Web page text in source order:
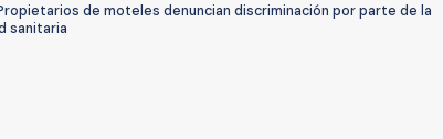
de moteles denuncian discriminación por parte de la
sanitaria